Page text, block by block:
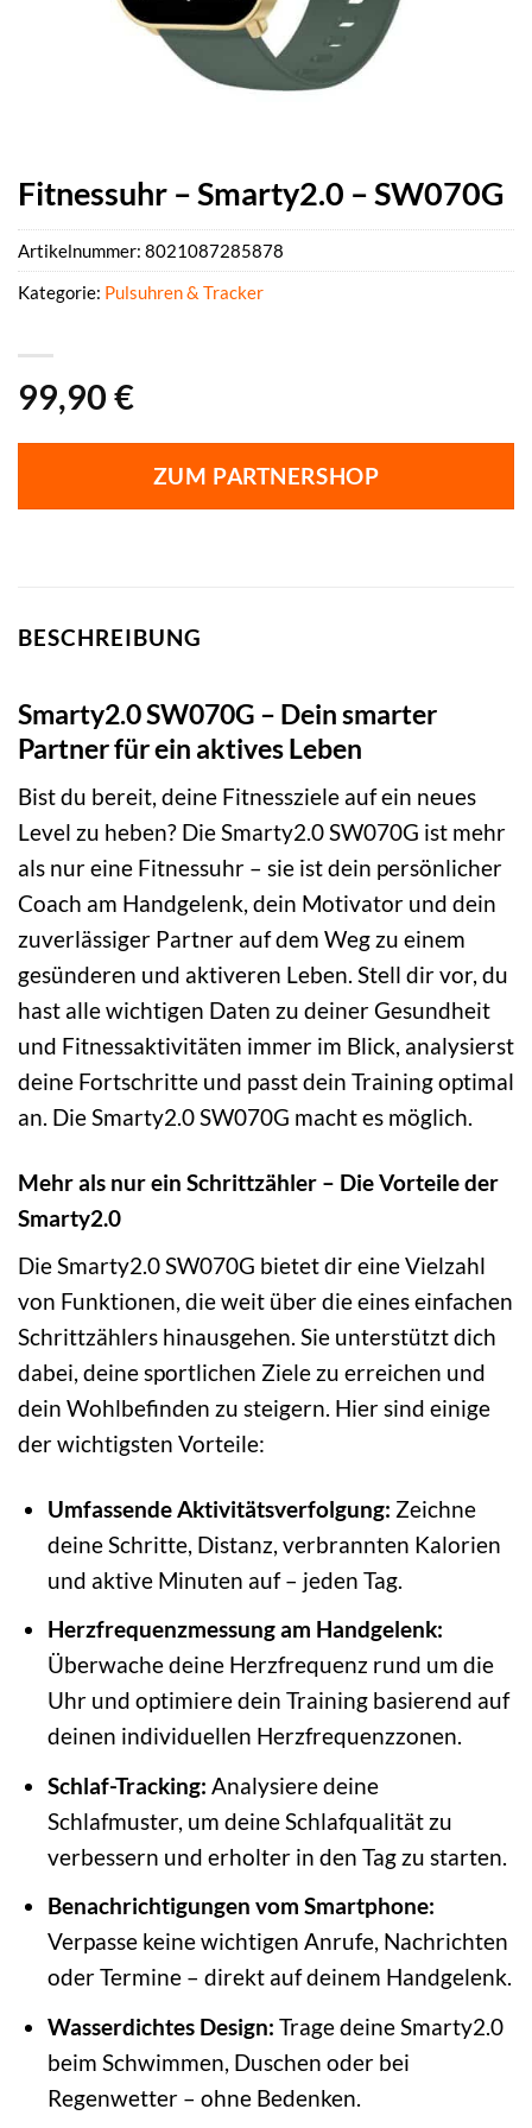
Fitnessuhr – Smarty2.0 – SW070G
99,90 €
ZUM PARTNERSHOP
Artikelnummer: 8021087285878
Kategorie: Pulsuhren & Tracker
BESCHREIBUNG
Smarty2.0 SW070G – Dein smarter
Partner für ein aktives Leben
Bist du bereit, deine Fitnessziele auf ein neues
Level zu heben? Die Smarty2.0 SW070G ist mehr
als nur eine Fitnessuhr – sie ist dein persönlicher
Coach am Handgelenk, dein Motivator und dein
zuverlässiger Partner auf dem Weg zu einem
gesünderen und aktiveren Leben. Stell dir vor, du
hast alle wichtigen Daten zu deiner Gesundheit
und Fitnessaktivitäten immer im Blick, analysierst
deine Fortschritte und passt dein Training optimal
an. Die Smarty2.0 SW070G macht es möglich.
Mehr als nur ein Schrittzähler – Die Vorteile der
Smarty2.0
Die Smarty2.0 SW070G bietet dir eine Vielzahl
von Funktionen, die weit über die eines einfachen
Schrittzählers hinausgehen. Sie unterstützt dich
dabei, deine sportlichen Ziele zu erreichen und
dein Wohlbefinden zu steigern. Hier sind einige
der wichtigsten Vorteile:
Umfassende Aktivitätsverfolgung: Zeichne
deine Schritte, Distanz, verbrannten Kalorien
und aktive Minuten auf – jeden Tag.
Herzfrequenzmessung am Handgelenk:
Überwache deine Herzfrequenz rund um die
Uhr und optimiere dein Training basierend auf
deinen individuellen Herzfrequenzzonen.
Schlaf-Tracking: Analysiere deine
Schlafmuster, um deine Schlafqualität zu
verbessern und erholter in den Tag zu starten.
Benachrichtigungen vom Smartphone:
Verpasse keine wichtigen Anrufe, Nachrichten
oder Termine – direkt auf deinem Handgelenk.
Wasserdichtes Design: Trage deine Smarty2.0
beim Schwimmen, Duschen oder bei
Regenwetter – ohne Bedenken.